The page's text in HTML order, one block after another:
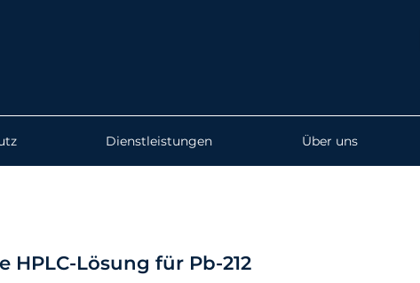
Dienstleistungen Über uns
HPLC-Lösung für Pb-212